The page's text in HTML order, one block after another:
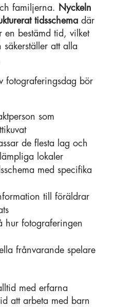
familjerna.
Nyckeln
tidsschema där
en bestämd tid, vilket
att alla
fotograferingsdag bör
som
de flesta lag och
lokaler
med specifika
till föräldrar
hur fotograferingen
frånvarande spelare
med erfarna
att arbeta med barn